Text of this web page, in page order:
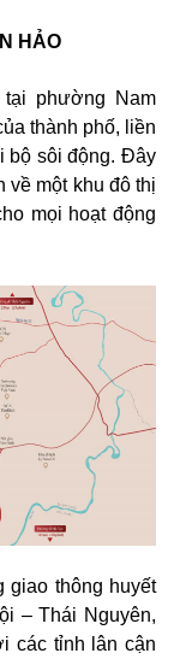
HẢO
phường Nam
thành phố, liền
bộ sôi động. Đây
về một khu đô thị
mọi hoạt động
giao thông huyết
– Thái Nguyên,
các tỉnh lân cận